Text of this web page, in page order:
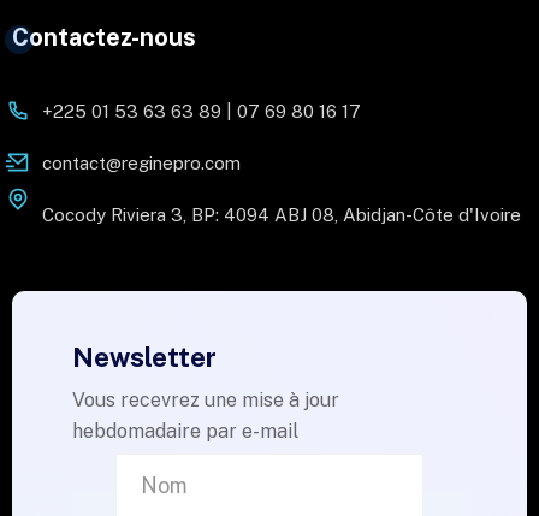
Contactez-nous
+225 01 53 63 63 89 | 07 69 80 16 17
contact@reginepro.com
Cocody Riviera 3, BP: 4094 ABJ 08, Abidjan-Côte d'Ivoire
Newsletter
Vous recevrez une mise à jour
hebdomadaire par e-mail